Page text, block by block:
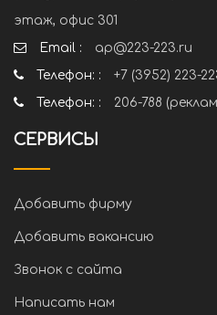
этаж, офис 301
Email :
ap@223-223.ru
Телефон: :
+7 (3952) 223-
Телефон: :
206-788
СЕРВИСЫ
Добавить фирму
Добавить вакансию
Звонок с сайта
Написать нам